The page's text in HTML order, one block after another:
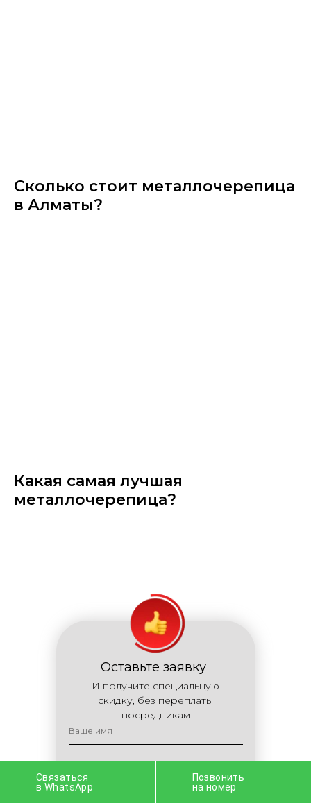
Сколько стоит металлочерепица
в Алматы?
Какая самая лучшая
металлочерепица?
Оставьте заявку
И получите специальную
скидку, без переплаты
посредникам
Связаться
в WhatsApp
Позвонить
на номер